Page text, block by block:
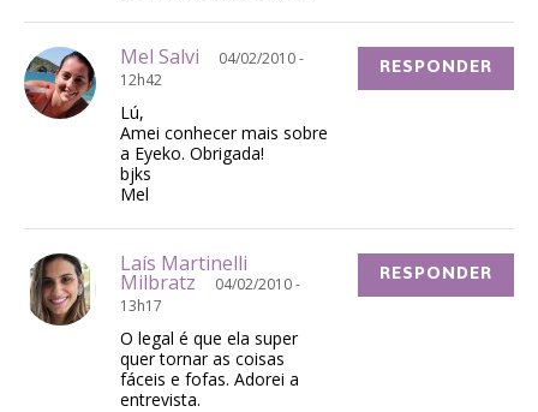
Mel Salvi
04/02/2010 -
12h42
Lú,
Amei conhecer mais sobre
a Eyeko. Obrigada!
bjks
Mel
RESPONDER
Laís Martinelli
Milbratz
04/02/2010 -
13h17
O legal é que ela super
quer tornar as coisas
fáceis e fofas. Adorei a
entrevista.
RESPONDER